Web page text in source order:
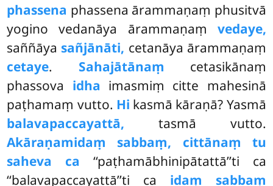
phassena phassena ārammaṇaṃ phusitvā
yogino vedanāya ārammaṇaṃ vedaye,
saññāya sañjānāti, cetanāya ārammaṇaṃ
cetaye. Sahajātānaṃ cetasikānaṃ
phassova idha imasmiṃ citte mahesinā
paṭhamaṃ vutto. Hi kasmā kāraṇā? Yasmā
balavapaccayattā, tasmā vutto.
Akāraṇamidaṃ sabbaṃ, cittānaṃ tu
saheva ca ‘‘paṭhamābhinipātattā’’ti ca
‘‘balavapaccayattā’’ti ca idaṃ sabbaṃ